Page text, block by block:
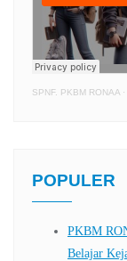
SPNF. PKBM RONAA ·
POPULER